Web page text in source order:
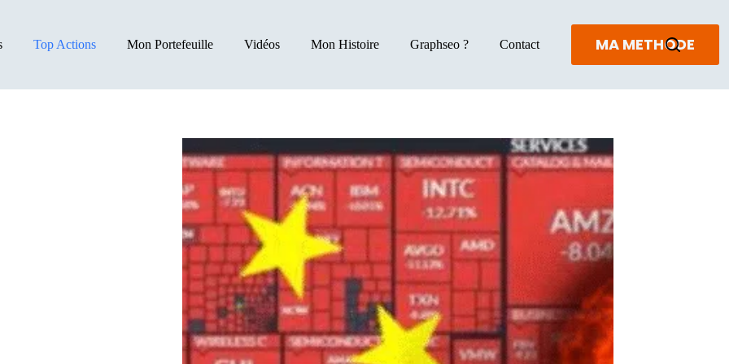
Top Actions Mon Portefeuille Vidéos Mon Histoire Graphseo ? Contact MA METHODE